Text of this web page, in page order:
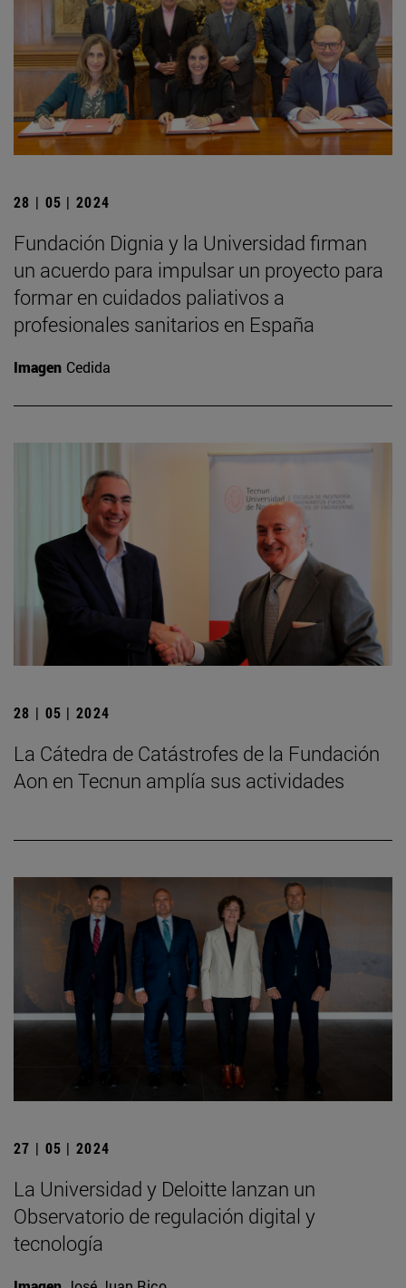
28 | 05 | 2024
Fundación Dignia y la Universidad firman
un acuerdo para impulsar un proyecto para
formar en cuidados paliativos a
profesionales sanitarios en España
Imagen Cedida
28 | 05 | 2024
La Cátedra de Catástrofes de la Fundación
Aon en Tecnun amplía sus actividades
27 | 05 | 2024
La Universidad y Deloitte lanzan un
Observatorio de regulación digital y
tecnología